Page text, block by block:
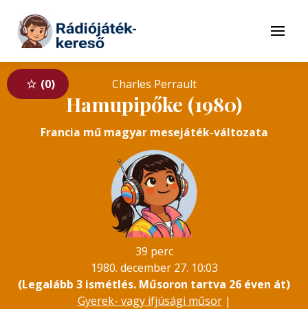
Tovább a tartalomhoz
Menü
0 Charles Perrault
Hamupipőke (1980)
Francia mű magyar mesejáték-változata
39 perc
1980. december 27. 10:03
(Legalább 3 ismétlés. Műsoron tartva 26 éven át)
Gyerek- vagy ifjúsági műsor|